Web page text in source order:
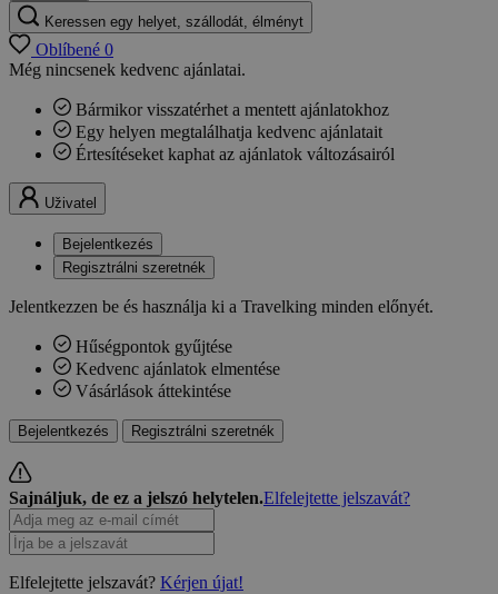
Keressen egy helyet, szállodát, élményt
Oblíbené 0
Még nincsenek kedvenc ajánlatai.
Bármikor visszatérhet a mentett ajánlatokhoz
Egy helyen megtalálhatja kedvenc ajánlatait
Értesítéseket kaphat az ajánlatok változásairól
Uživatel
Bejelentkezés
Regisztrálni szeretnék
Jelentkezzen be és használja ki a Travelking minden előnyét.
Hűségpontok gyűjtése
Kedvenc ajánlatok elmentése
Vásárlások áttekintése
Bejelentkezés Regisztrálni szeretnék
Sajnáljuk, de ez a jelszó helytelen.Elfelejtette jelszavát?
Elfelejtette jelszavát? Kérjen újat!